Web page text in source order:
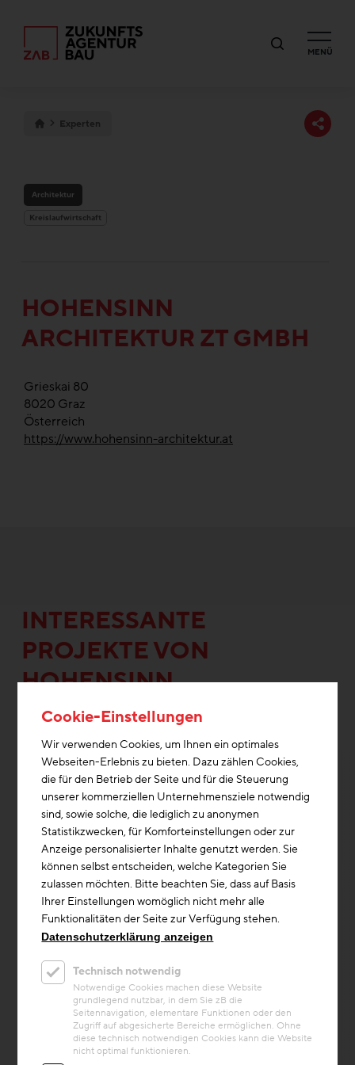
MENÜ
Experten
Architektur
Kreislaufwirtschaft
HOHENSINN
ARCHITEKTUR ZT GMBH
Grieskai 80
8020 Graz
Österreich
https://www.hohensinn-architektur.at
INTERESSANTE
PROJEKTE VON
HOHENSINN
ARCHITEKTUR ZT GMBH
Projekt
Bürogebäude enna
Das Bürogebäude enna an der Erdberger
Lände im 3. Wiener Gemeindebezirk
Cookie-Einstellungen
Wir verwenden Cookies, um Ihnen ein optimales
Webseiten-Erlebnis zu bieten. Dazu zählen Cookies,
die für den Betrieb der Seite und für die Steuerung
unserer kommerziellen Unternehmensziele notwendig
sind, sowie solche, die lediglich zu anonymen
Statistikzwecken, für Komforteinstellungen oder zur
Anzeige personalisierter Inhalte genutzt werden. Sie
können selbst entscheiden, welche Kategorien Sie
zulassen möchten. Bitte beachten Sie, dass auf Basis
Ihrer Einstellungen womöglich nicht mehr alle
Funktionalitäten der Seite zur Verfügung stehen.
Datenschutzerklärung anzeigen
Technisch notwendig
Notwendige Cookies machen diese Website
grundlegend nutzbar, in dem Sie zB die
Seitennavigation, elementare Funktionen oder den
Zugriff auf abgesicherte Bereiche ermöglichen. Ohne
diese technisch notwendigen Cookies kann die Website
nicht optimal funktionieren.